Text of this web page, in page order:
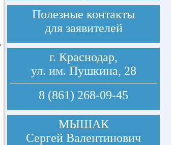
Полезные контакты
для заявителей
г. Краснодар,
ул. им. Пушкина, 28
8 (861) 268-09-45
МЫШАК
Сергей Валентинович